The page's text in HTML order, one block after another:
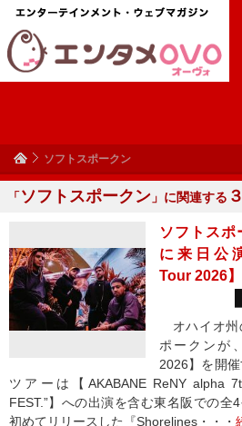
ソフトスポークン
「ソフトスポークン 」に関連する ３
ソフトスポ
に来日公
Tour 2026
オハイオ州
ポークンが
2026】を開
ツアーは【AKABANE ReNY alpha
FEST.”】への出演を含む東名阪での全
初めてリリースした『Shorelines・・・